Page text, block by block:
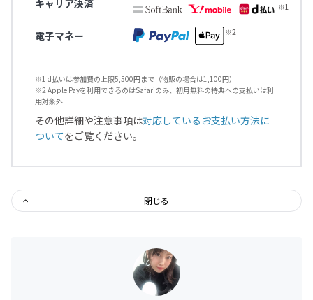
キャリア決済
電子マネー
※1 d払いは参加費の上限5,500円まで（物販の場合は1,100円）
※2 Apple Payを利用できるのはSafariのみ、初月無料の特典への支払いは利
用対象外
その他詳細や注意事項は対応しているお支払い方法に
ついてをご覧ください。
閉じる